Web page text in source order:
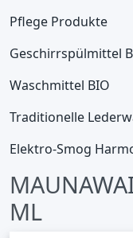
Pflege Produkte
Geschirrspülmittel
Waschmittel BIO
Traditionelle
Elektro-Smog
ML